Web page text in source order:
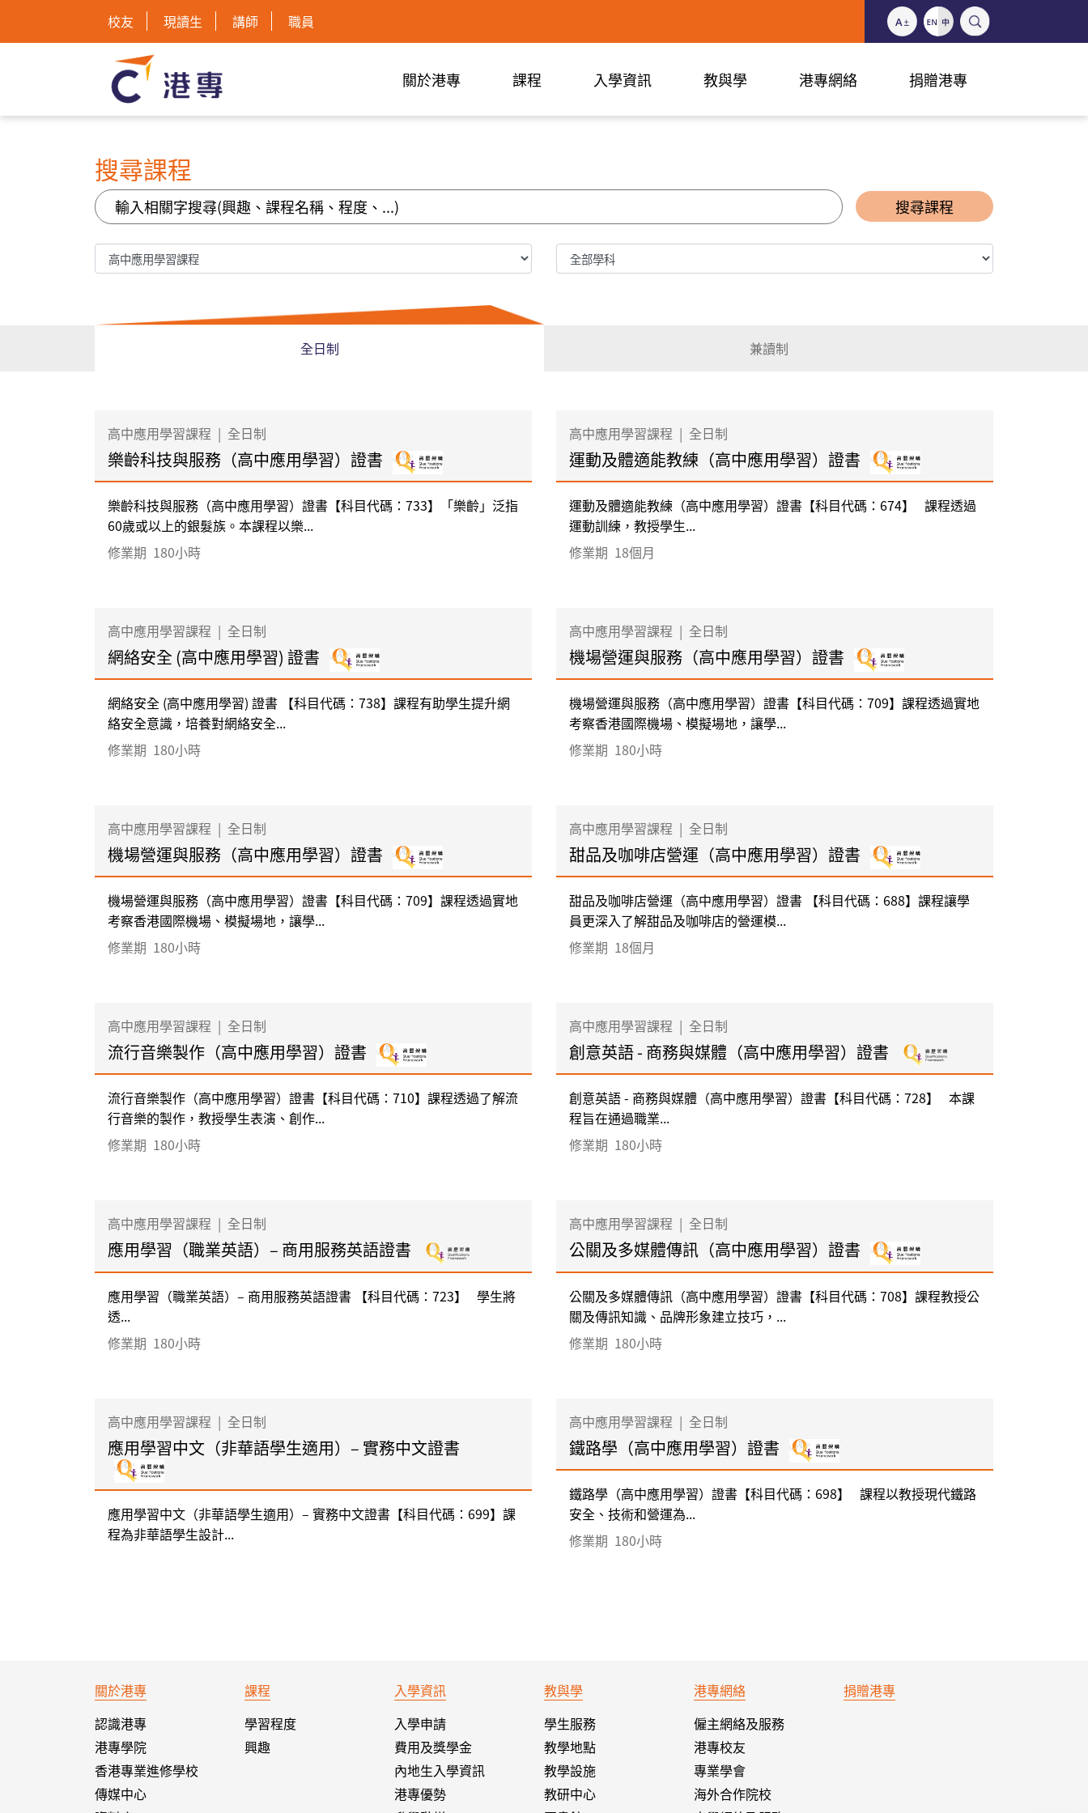
校友 現讀生 講師 職員
關於港專 課程 入學資訊 教與學 港專網絡 捐贈港專
搜尋課程
搜尋課程
全日制 兼讀制
高中應用學習課程 | 全日制
樂齡科技與服務（高中應用學習）證書
樂齡科技與服務（高中應用學習）證書【科目代碼：733】「樂齡」泛指
60歲或以上的銀髮族。本課程以樂...
修業期 180小時
高中應用學習課程 | 全日制
運動及體適能教練（高中應用學習）證書
運動及體適能教練（高中應用學習）證書【科目代碼：674】 課程透過
運動訓練，教授學生...
修業期 18個月
高中應用學習課程 | 全日制
網絡安全 (高中應用學習) 證書
網絡安全 (高中應用學習) 證書 【科目代碼：738】課程有助學生提升網
絡安全意識，培養對網絡安全...
修業期 180小時
高中應用學習課程 | 全日制
機場營運與服務（高中應用學習）證書
機場營運與服務（高中應用學習）證書【科目代碼：709】課程透過實地
考察香港國際機場、模擬場地，讓學...
修業期 180小時
高中應用學習課程 | 全日制
機場營運與服務（高中應用學習）證書
機場營運與服務（高中應用學習）證書【科目代碼：709】課程透過實地
考察香港國際機場、模擬場地，讓學...
修業期 180小時
高中應用學習課程 | 全日制
甜品及咖啡店營運（高中應用學習）證書
甜品及咖啡店營運（高中應用學習）證書 【科目代碼：688】課程讓學
員更深入了解甜品及咖啡店的營運模...
修業期 18個月
高中應用學習課程 | 全日制
流行音樂製作（高中應用學習）證書
流行音樂製作（高中應用學習）證書【科目代碼：710】課程透過了解流
行音樂的製作，教授學生表演、創作...
修業期 180小時
高中應用學習課程 | 全日制
創意英語 - 商務與媒體（高中應用學習）證書
創意英語 - 商務與媒體（高中應用學習）證書【科目代碼：728】 本課
程旨在通過職業...
修業期 180小時
高中應用學習課程 | 全日制
應用學習（職業英語）– 商用服務英語證書
應用學習（職業英語）– 商用服務英語證書 【科目代碼：723】 學生將
透...
修業期 180小時
高中應用學習課程 | 全日制
公關及多媒體傳訊（高中應用學習）證書
公關及多媒體傳訊（高中應用學習）證書【科目代碼：708】課程教授公
關及傳訊知識、品牌形象建立技巧，...
修業期 180小時
高中應用學習課程 | 全日制
應用學習中文（非華語學生適用）– 實務中文證書
應用學習中文（非華語學生適用）– 實務中文證書【科目代碼：699】課
程為非華語學生設計...
高中應用學習課程 | 全日制
鐵路學（高中應用學習）證書
鐵路學（高中應用學習）證書【科目代碼：698】 課程以教授現代鐵路
安全、技術和營運為...
修業期 180小時
關於港專
認識港專
港專學院
香港專業進修學校
傳媒中心
課程
學習程度
興趣
入學資訊
入學申請
費用及獎學金
內地生入學資訊
港專優勢
教與學
學生服務
教學地點
教學設施
教研中心
港專網絡
僱主網絡及服務
港專校友
專業學會
海外合作院校
捐贈港專